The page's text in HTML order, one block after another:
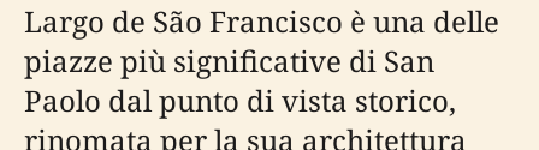
Largo de São Francisco è una delle
piazze più significative di San
Paolo dal punto di vista storico,
rinomata per la sua architettura